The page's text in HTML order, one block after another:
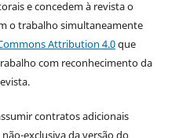
e concedem à revista o
o trabalho simultaneamente
Attribution 4.0que
com reconhecimento da
contratos adicionais
exclusiva da versão do